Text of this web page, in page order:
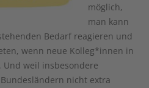
möglich,
man kann
Bedarf reagieren und
wenn neue Kolleg*innen in
weil insbesondere
nicht extra